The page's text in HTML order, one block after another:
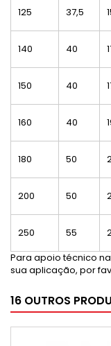
125 37,5
140 40
150 40
160 40
180 50
200 50
250 55
Para apoio técnico
sua aplicação, por
16 OUTROS